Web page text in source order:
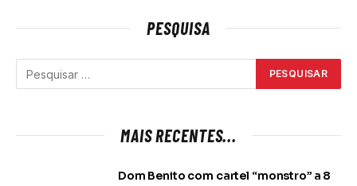
PESQUISA
MAIS RECENTES...
Dom Benito com cartel “monstro” a 8